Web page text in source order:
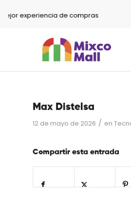
experiencia de compras
Max Distelsa
12 de mayo de 2026 / en
Compartir esta entrada